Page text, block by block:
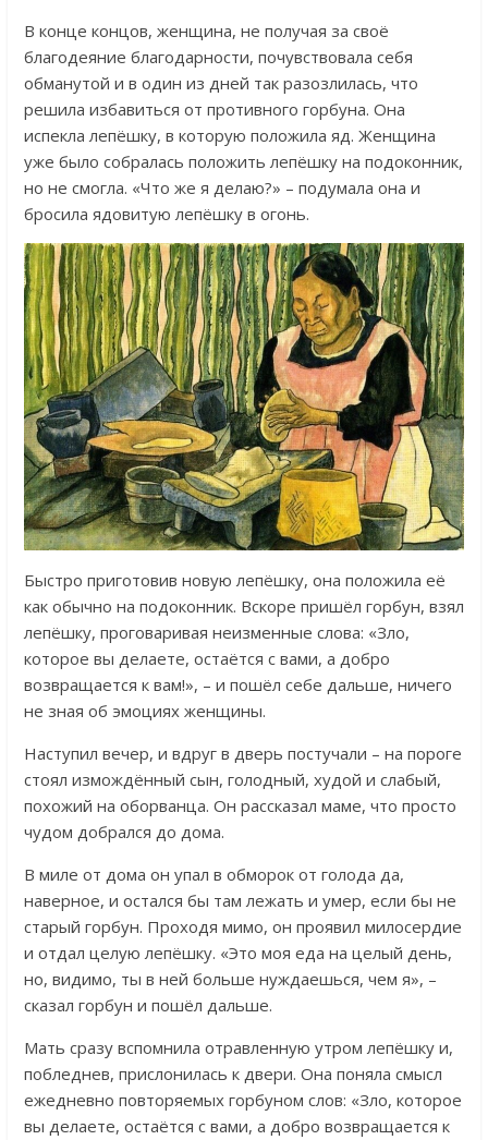
В конце концов, женщина, не получая за своё
благодеяние благодарности, почувствовала себя
обманутой и в один из дней так разозлилась, что
решила избавиться от противного горбуна. Она
испекла лепёшку, в которую положила яд. Женщина
уже было собралась положить лепёшку на подоконник,
но не смогла. «Что же я делаю?» – подумала она и
бросила ядовитую лепёшку в огонь.
Быстро приготовив новую лепёшку, она положила её
как обычно на подоконник. Вскоре пришёл горбун, взял
лепёшку, проговаривая неизменные слова: «Зло,
которое вы делаете, остаётся с вами, а добро
возвращается к вам!», – и пошёл себе дальше, ничего
не зная об эмоциях женщины.
Наступил вечер, и вдруг в дверь постучали – на пороге
стоял измождённый сын, голодный, худой и слабый,
похожий на оборванца. Он рассказал маме, что просто
чудом добрался до дома.
В миле от дома он упал в обморок от голода да,
наверное, и остался бы там лежать и умер, если бы не
старый горбун. Проходя мимо, он проявил милосердие
и отдал целую лепёшку. «Это моя еда на целый день,
но, видимо, ты в ней больше нуждаешься, чем я», –
сказал горбун и пошёл дальше.
Мать сразу вспомнила отравленную утром лепёшку и,
побледнев, прислонилась к двери. Она поняла смысл
ежедневно повторяемых горбуном слов: «Зло, которое
вы делаете, остаётся с вами, а добро возвращается к